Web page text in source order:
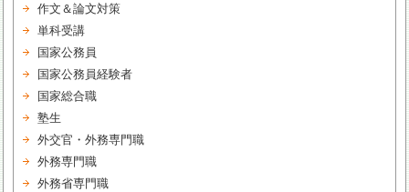
作文＆論文対策
単科受講
国家公務員
国家公務員経験者
国家総合職
塾生
外交官・外務専門職
外務専門職
外務省専門職